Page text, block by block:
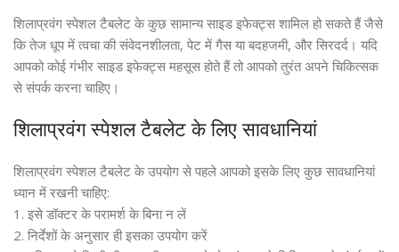
शिलाप्रवंग स्पेशल टैबलेट के कुछ सामान्य साइड इफेक्ट्स शामिल हो सकते हैं जैसे
कि तेज धूप में त्वचा की संवेदनशीलता, पेट में गैस या बदहजमी, और सिरदर्द। यदि
आपको कोई गंभीर साइड इफेक्ट्स महसूस होते हैं तो आपको तुरंत अपने चिकित्सक
से संपर्क करना चाहिए।
शिलाप्रवंग स्पेशल टैबलेट के लिए सावधानियां
शिलाप्रवंग स्पेशल टैबलेट के उपयोग से पहले आपको इसके लिए कुछ सावधानियां
ध्यान में रखनी चाहिए:
1. इसे डॉक्टर के परामर्श के बिना न लें
2. निर्देशों के अनुसार ही इसका उपयोग करें